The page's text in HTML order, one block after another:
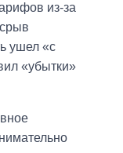
из-за
ушел «с
«убытки»